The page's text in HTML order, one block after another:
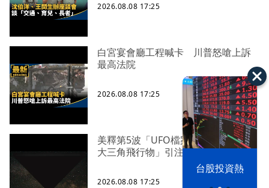
台股投資熱
2026.08.08 17:25
白宮宴會廳工程喊卡 川普怒嗆上訴
最高法院
2026.08.08 17:25
美釋第5波「UFO檔案」 阿富汗「巨
大三角飛行物」引注目
2026.08.08 17:25